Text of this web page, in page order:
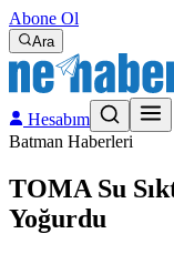
Abone Ol
Ara
Hesabım
Batman Haberleri
TOMA Su
Yoğurdu